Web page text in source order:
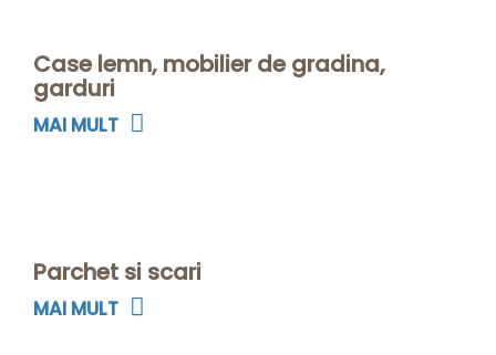
Case lemn, mobilier de gradina,
garduri
MAI MULT
Parchet si scari
MAI MULT